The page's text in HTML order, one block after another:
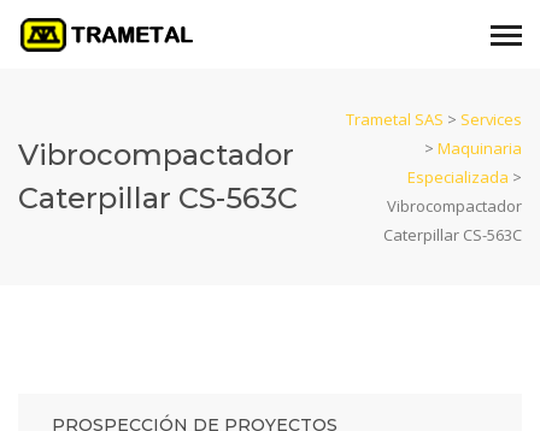
Vibrocompactador
Caterpillar CS-563C
Trametal SAS > Services
> Maquinaria
Especializada >
Vibrocompactador
Caterpillar CS-563C
PROSPECCIÓN DE PROYECTOS